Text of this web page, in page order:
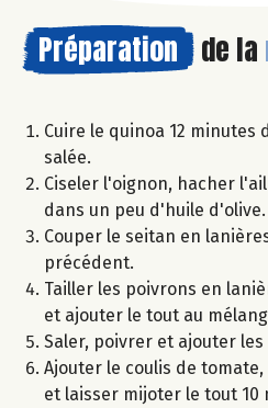
Préparation de la
Cuire le quinoa 12 minutes
salée.
Ciseler l'oignon, hacher
dans un peu d'huile d'olive.
Couper le seitan en
précédent.
Tailler les poivrons en
et ajouter le tout au
Saler, poivrer et ajouter les
Ajouter le coulis de
et laisser mijoter le tout 10